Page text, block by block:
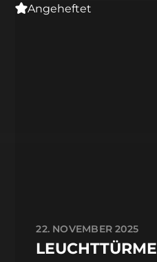
Angeheftet
22. NOVEMBER 2025
LEUCHTTÜRME